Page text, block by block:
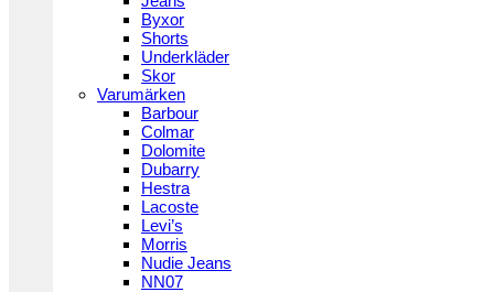
Byxor
Shorts
Underkläder
Skor
Varumärken
Barbour
Colmar
Dolomite
Dubarry
Hestra
Lacoste
Levi’s
Morris
Nudie Jeans
NN07